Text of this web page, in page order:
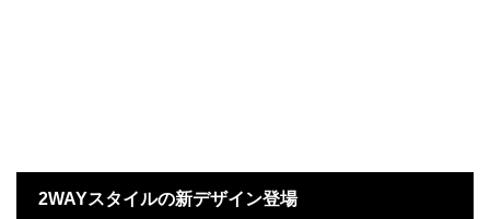
2WAYスタイルの新デザイン登場